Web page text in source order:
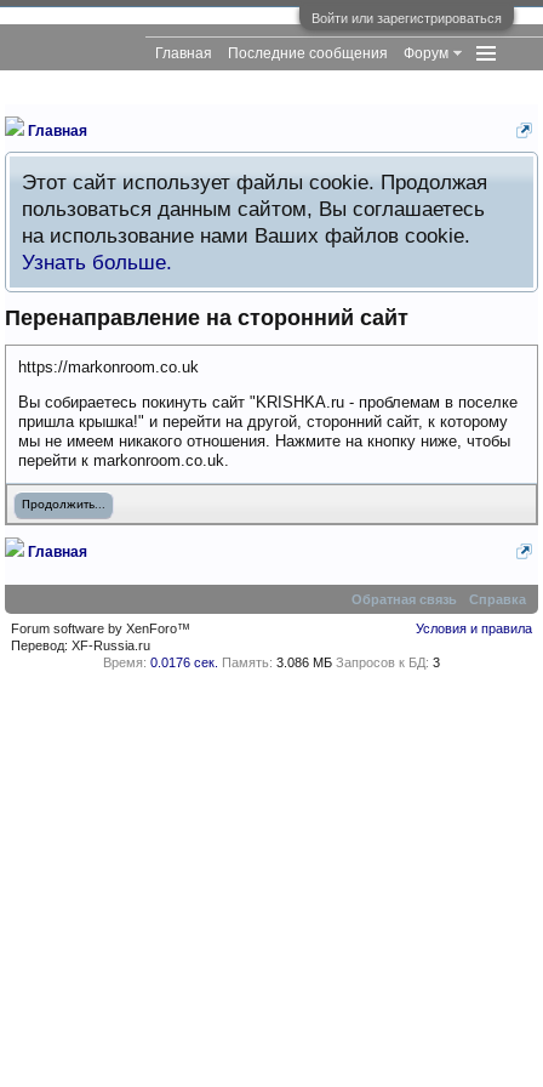
Войти или зарегистрироваться
Главная
Этот сайт использует файлы cookie. Продолжая
пользоваться данным сайтом, Вы соглашаетесь
на использование нами Ваших файлов cookie.
Узнать больше.
Перенаправление на сторонний сайт
https://markonroom.co.uk
Вы собираетесь покинуть сайт "KRISHKA.ru - проблемам в поселке
пришла крышка!" и перейти на другой, сторонний сайт, к которому
мы не имеем никакого отношения. Нажмите на кнопку ниже, чтобы
перейти к markonroom.co.uk.
Продолжить...
Главная
Главная Последние сообщения Форум
Обратная связь
Справка
Условия и правила
Forum software by XenForo™
Перевод:XF-Russia.ru
Время: 0.0176 сек. Память: 3.086 МБ Запросов к БД: 3